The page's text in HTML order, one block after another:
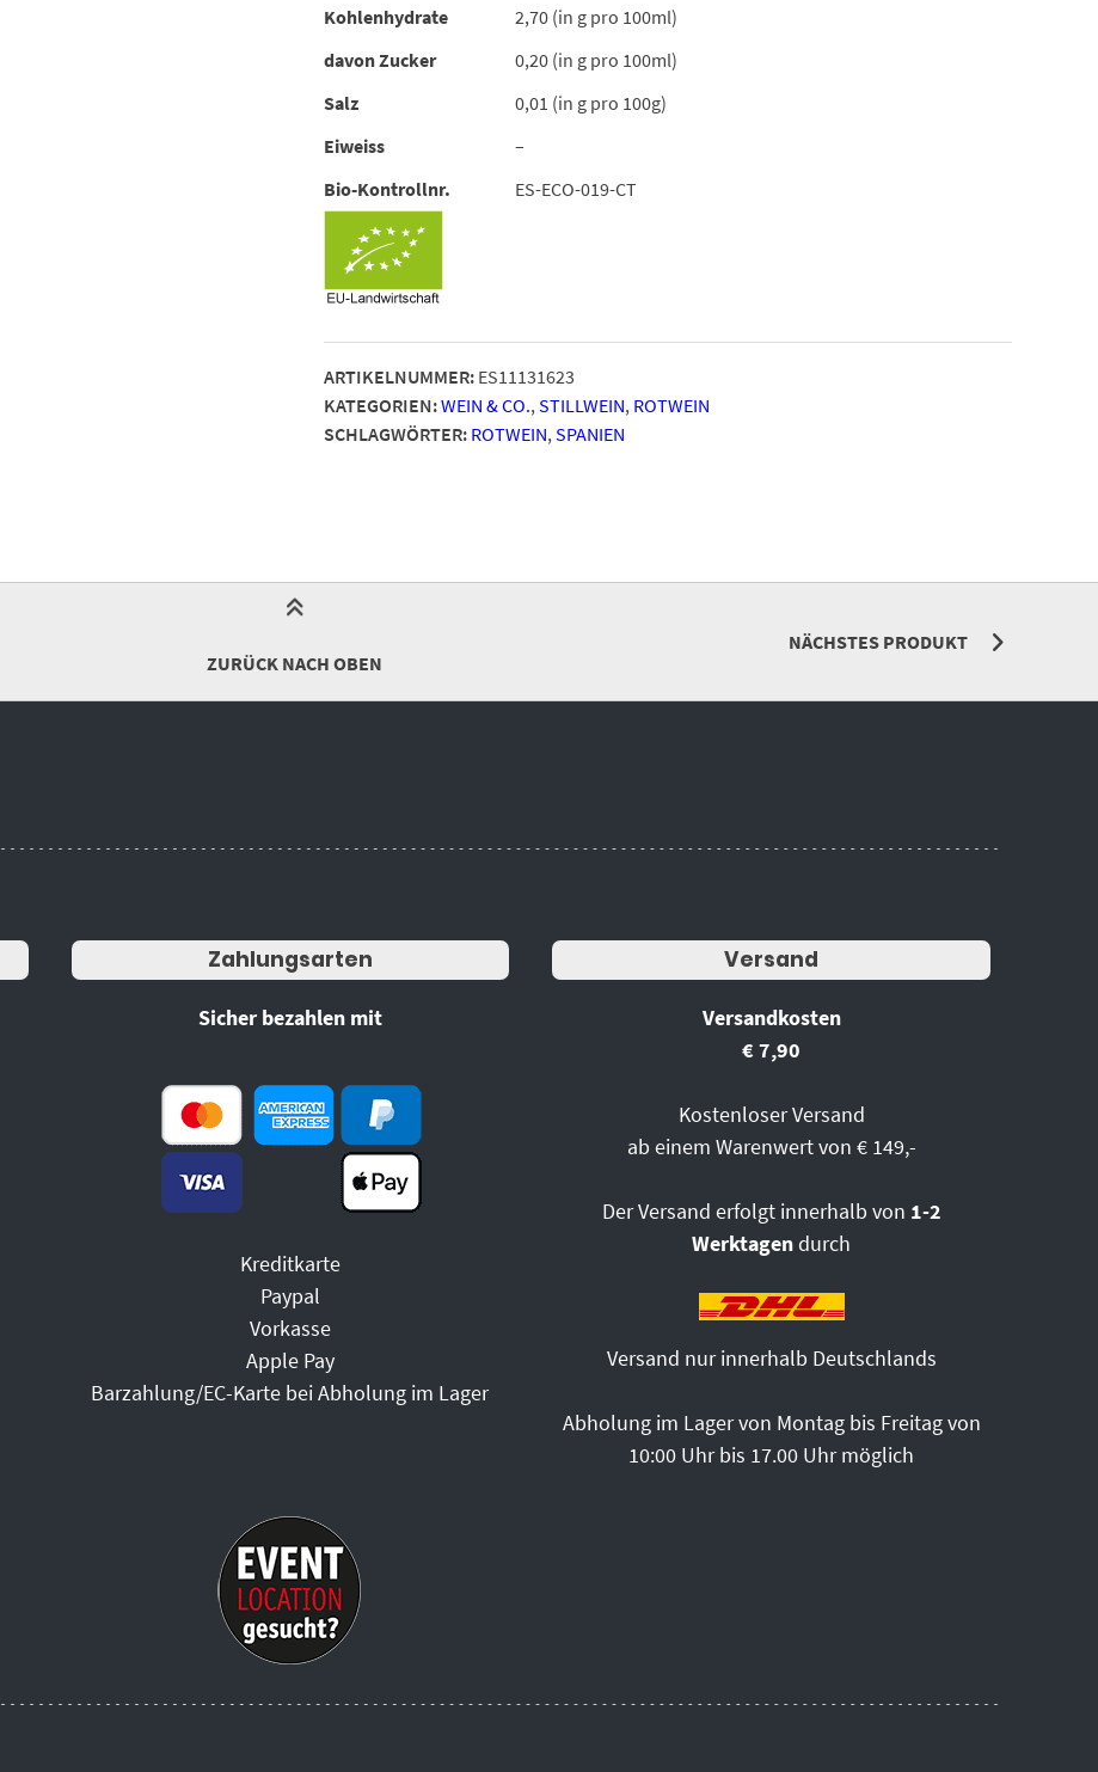
Kohlenhydrate
2,70 (in g pro 100ml)
davon Zucker
0,20 (in g pro 100ml)
Salz
0,01 (in g pro 100g)
Eiweiss
–
Bio-Kontrollnr.
ES-ECO-019-CT
ARTIKELNUMMER: ES11131623
KATEGORIEN:WEIN & CO.,STILLWEIN, ROTWEIN
SCHLAGWÖRTER: ROTWEIN,SPANIEN
NÄCHSTES PRODUKT
ZURÜCK NACH OBEN
Zahlungsarten
Sicher bezahlen mit
Kreditkarte
Paypal
Vorkasse
Apple Pay
Barzahlung/EC-Karte bei Abholung im Lager
Versand
Versandkosten
€ 7,90
Kostenloser Versand
ab einem Warenwert von € 149,-
Der Versand erfolgt innerhalb von 1-2
Werktagendurch
Versand nur innerhalb Deutschlands
Abholung im Lager von Montag bis Freitag von
10:00 Uhr bis 17.00 Uhr möglich